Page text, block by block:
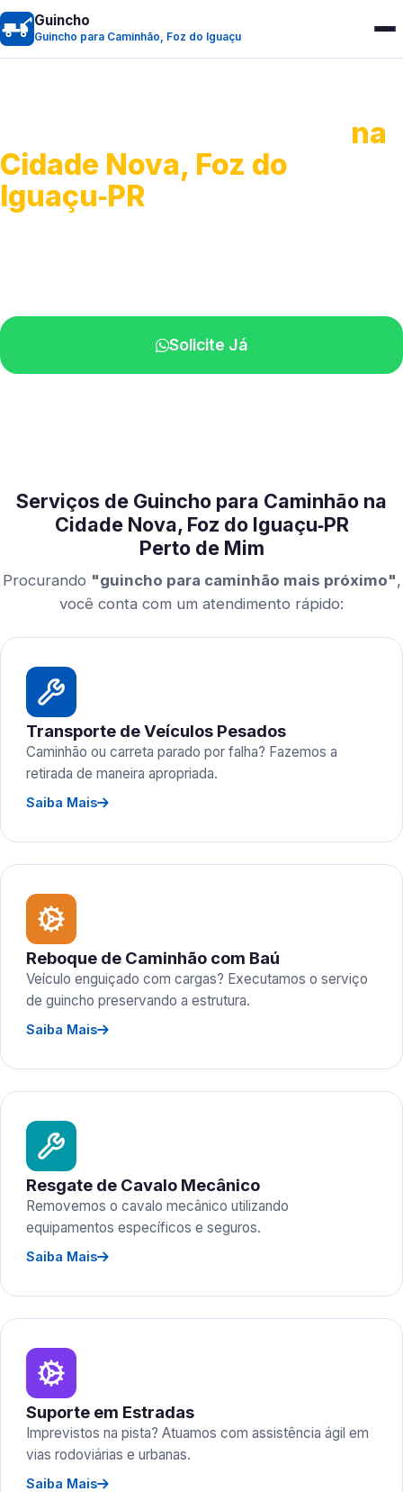
Guincho
Guincho para Caminhão, Foz do Iguaçu
na
Cidade Nova, Foz do
Iguaçu‑PR
Solicite Já
Serviços de Guincho para Caminhão na
Cidade Nova, Foz do Iguaçu‑PR
Perto de Mim
Procurando "guincho para caminhão mais próximo",
você conta com um atendimento rápido:
Transporte de Veículos Pesados
Caminhão ou carreta parado por falha? Fazemos a
retirada de maneira apropriada.
Saiba Mais
Reboque de Caminhão com Baú
Veículo enguiçado com cargas? Executamos o serviço
de guincho preservando a estrutura.
Saiba Mais
Resgate de Cavalo Mecânico
Removemos o cavalo mecânico utilizando
equipamentos específicos e seguros.
Saiba Mais
Suporte em Estradas
Imprevistos na pista? Atuamos com assistência ágil em
vias rodoviárias e urbanas.
Saiba Mais